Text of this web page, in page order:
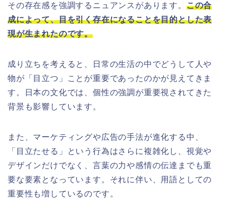
その存在感を強調するニュアンスがあります。 この合
成によって、目を引く存在になることを目的とした表
現が生まれたのです。
成り立ちを考えると、日常の生活の中でどうして人や
物が「目立つ」ことが重要であったのかが見えてきま
す。日本の文化では、個性の強調が重要視されてきた
背景も影響しています。
また、マーケティングや広告の手法が進化する中、
「目立たせる」という行為はさらに複雑化し、視覚や
デザインだけでなく、言葉の力や感情の伝達までも重
要な要素となっています。それに伴い、用語としての
重要性も増しているのです。